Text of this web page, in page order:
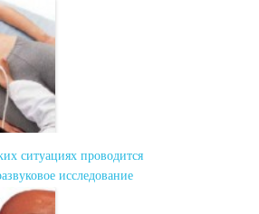
ситуациях проводится
исследование